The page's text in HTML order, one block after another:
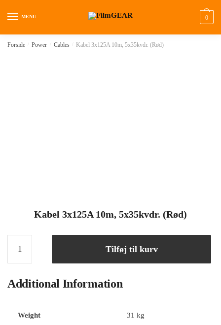
MENU 0
Forside Power Cables Kabel 3x125A 10m, 5x35kvdr. (Rød)
Kabel 3x125A 10m, 5x35kvdr. (Rød)
Tilføj til kurv
Additional Information
Weight 31 kg